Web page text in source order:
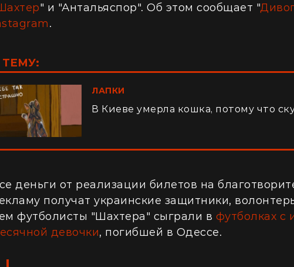
" и "Антальяспор". Об этом сообщает "
.
ТЕМУ:
ЛАПКИ
В Киеве умерла кошка, потому что
деньги от реализации билетов на
получат украинские защитники,
футболисты "Шахтера" сыграли в футболках с
девочки, погибшей в Одессе.